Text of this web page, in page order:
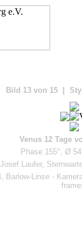
13 von 15 |
Venus 12 Tage
Phase 155°, Ø
Laufer,
Barlow-Linse -